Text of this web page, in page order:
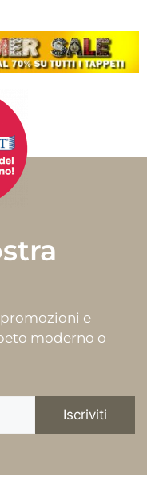
e
moderno o